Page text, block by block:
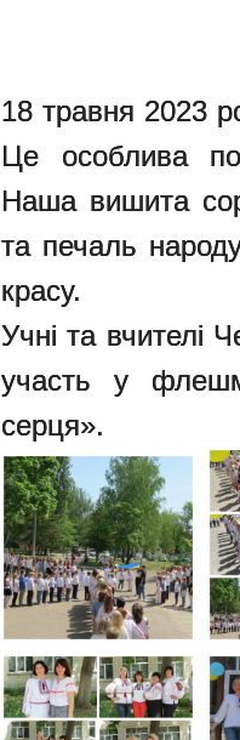
18 травня 2023
Це особлива
Наша вишита
та печаль
красу.
Учні та вчителі
участь у
серця».